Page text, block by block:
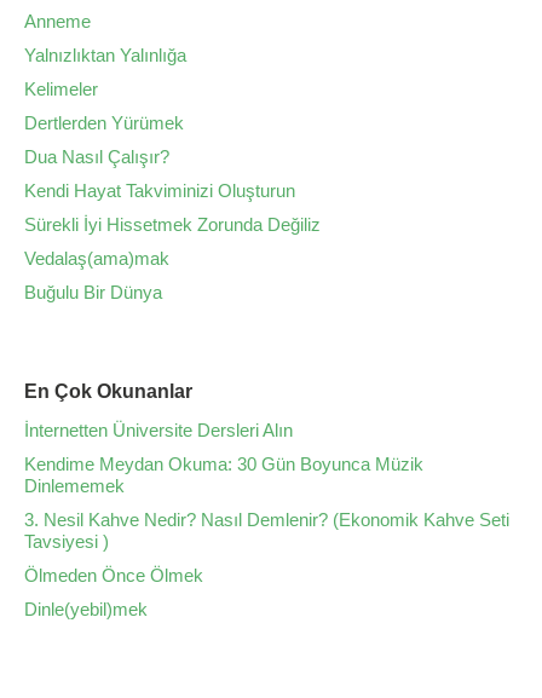
Anneme
Yalnızlıktan Yalınlığa
Kelimeler
Dertlerden Yürümek
Dua Nasıl Çalışır?
Kendi Hayat Takviminizi Oluşturun
Sürekli İyi Hissetmek Zorunda Değiliz
Vedalaş(ama)mak
Buğulu Bir Dünya
En Çok Okunanlar
İnternetten Üniversite Dersleri Alın
Kendime Meydan Okuma: 30 Gün Boyunca Müzik
Dinlememek
3. Nesil Kahve Nedir? Nasıl Demlenir? (Ekonomik Kahve Seti
Tavsiyesi )
Ölmeden Önce Ölmek
Dinle(yebil)mek